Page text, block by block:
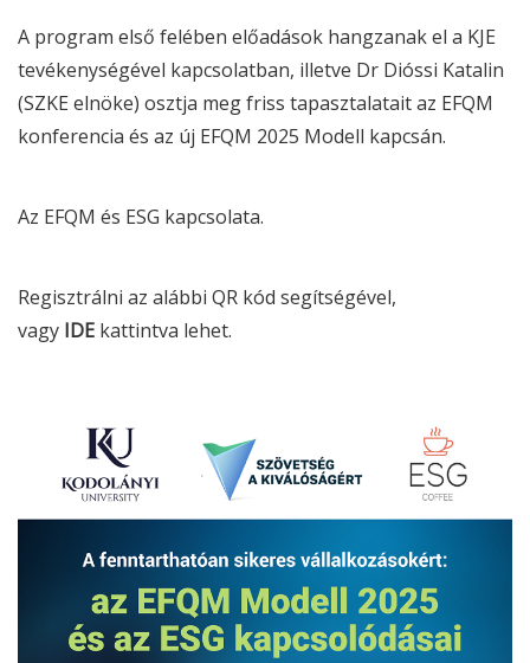
A program első felében előadások hangzanak el a KJE
tevékenységével kapcsolatban, illetve Dr Dióssi Katalin
(SZKE elnöke) osztja meg friss tapasztalatait az EFQM
konferencia és az új EFQM 2025 Modell kapcsán.
Az EFQM és ESG kapcsolata.
Regisztrálni az alábbi QR kód segítségével,
vagy IDE kattintva lehet.